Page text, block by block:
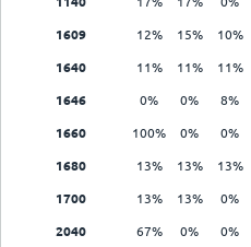
1609 12% 15% 10%
1640 11% 11% 11%
1646 0% 0% 8%
1660 100% 0% 0%
1680 13% 13% 13%
1700 13% 13% 0%
2040 67% 0% 0%